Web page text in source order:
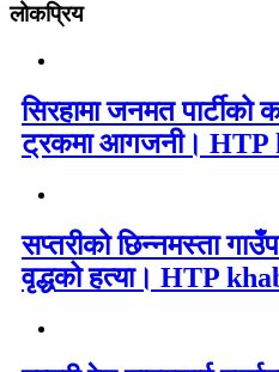
लोकप्रिय
सिरहामा जनमत पार्टीको
ट्रकमा आगजनी। HTP
सप्तरीको छिन्नमस्ता
वृद्धको हत्या। HTP